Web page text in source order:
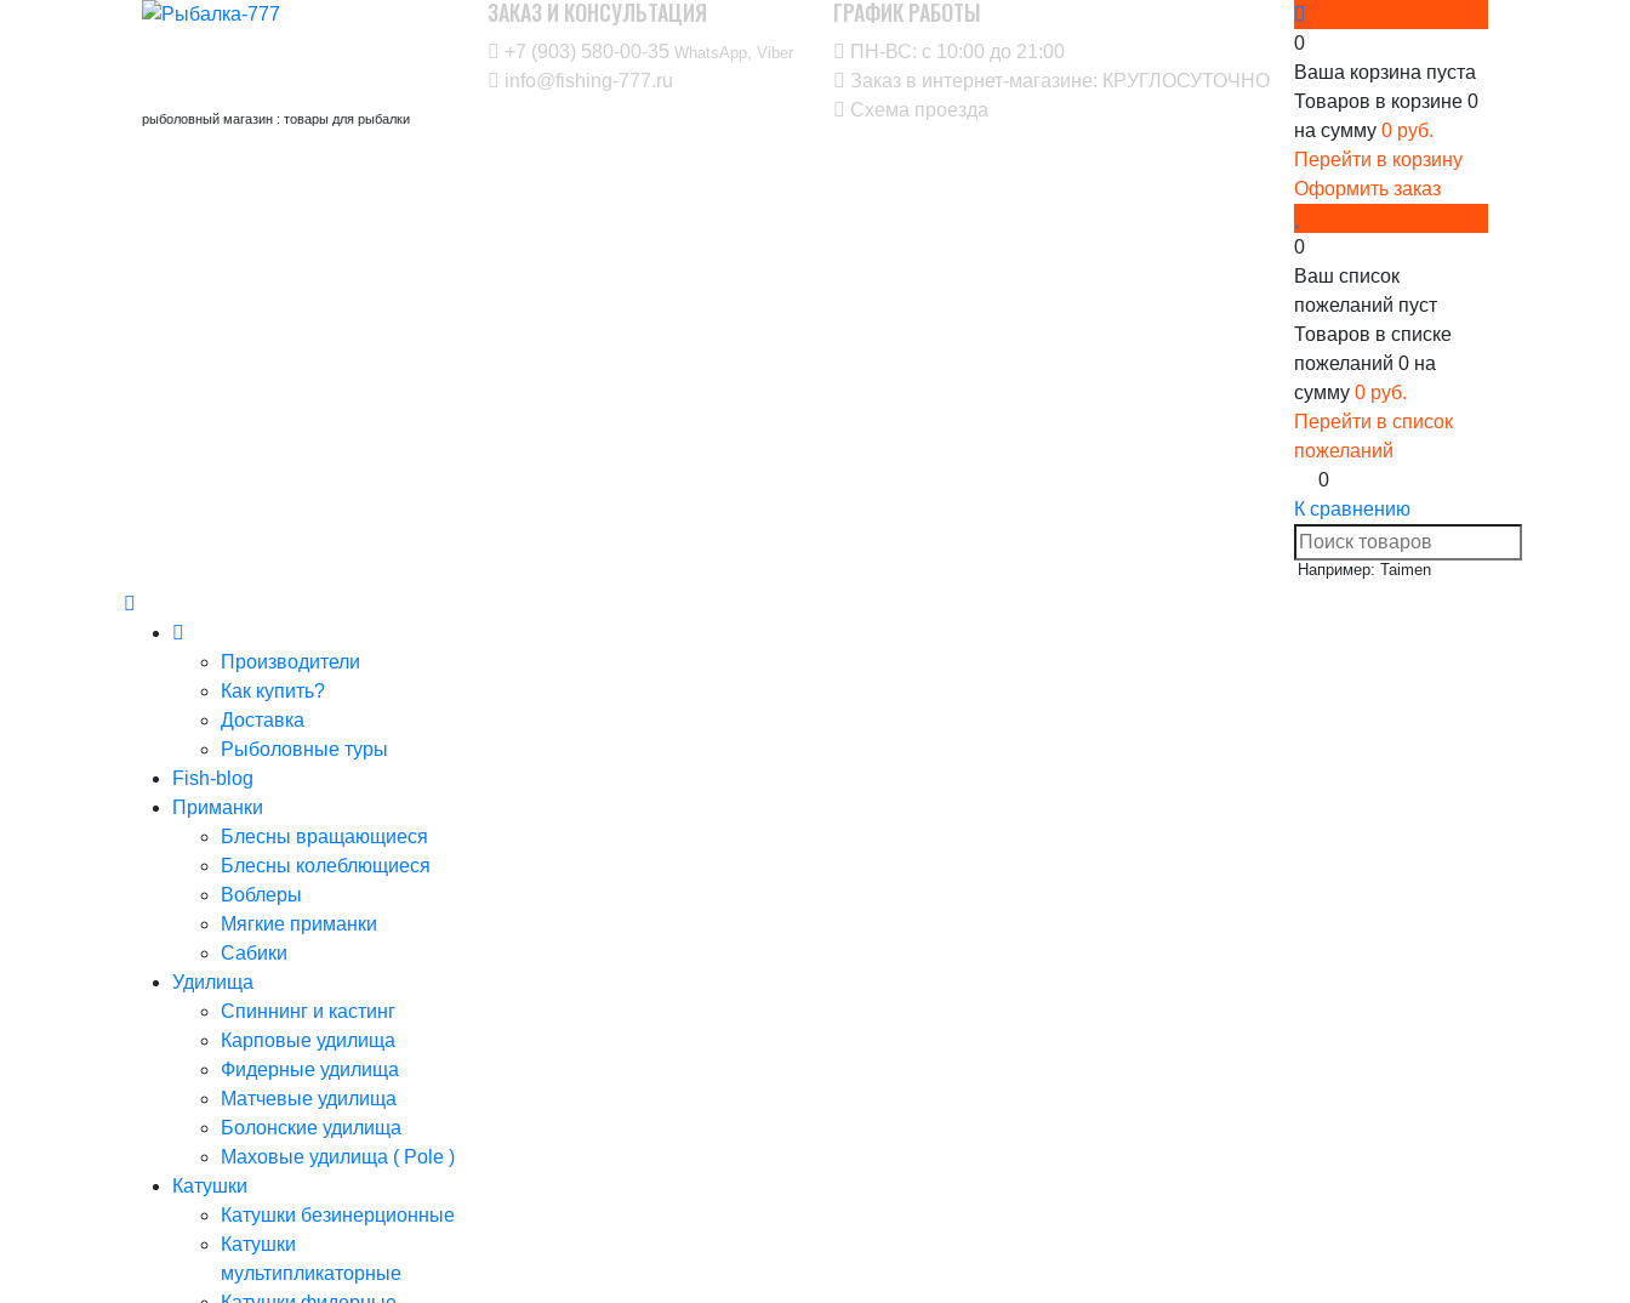
рыболовный магазин : товары для рыбалки
ЗАКАЗ И КОНСУЛЬТАЦИЯ
+7 (903) 580-00-35‬ WhatsApp, Viber
info@fishing-777.ru
ГРАФИК РАБОТЫ
ПН-ВС: с 10:00 до 21:00
Заказ в интернет-магазине: КРУГЛОСУТОЧНО
Схема проезда
0
Ваша корзина пуста
Товаров в корзине 0
на сумму 0 руб.
Перейти в корзину
Оформить заказ
0
Ваш список
пожеланий пуст
Товаров в списке
пожеланий 0 на
сумму 0 руб.
Перейти в список
пожеланий
0
К сравнению
Например: Taimen
Производители
Как купить?
Доставка
Рыболовные туры
Fish-blog
Приманки
Блесны вращающиеся
Блесны колеблющиеся
Воблеры
Мягкие приманки
Сабики
Удилища
Спиннинг и кастинг
Карповые удилища
Фидерные удилища
Матчевые удилища
Болонские удилища
Маховые удилища ( Pole )
Катушки
Катушки безинерционные
Катушки
мультипликаторные